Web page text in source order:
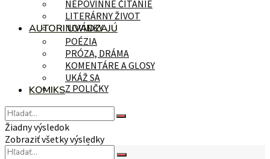
NOVINKY
Z POLIČKY
NA TÉMU
NEPOVINNÉ ČÍTANIE
LITERÁRNY ŽIVOT
AUTORI UVÁDZAJÚ
POÉZIA
PRÓZA, DRÁMA
KOMENTÁRE A GLOSY
UKÁŽ SA
KOMIKS
Žiadny výsledok
Zobraziť všetky výsledky